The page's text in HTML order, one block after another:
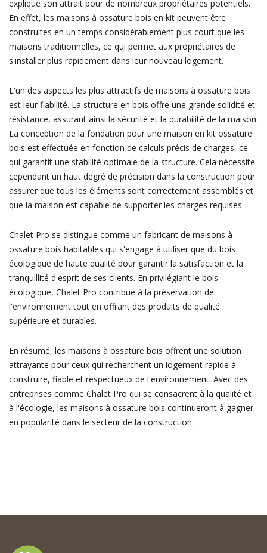
explique son attrait pour de nombreux propriétaires potentiels.
En effet, les maisons à ossature bois en kit peuvent être
construites en un temps considérablement plus court que les
maisons traditionnelles, ce qui permet aux propriétaires de
s'installer plus rapidement dans leur nouveau logement.
L'un des aspects les plus attractifs de maisons à ossature bois
est leur fiabilité. La structure en bois offre une grande solidité et
résistance, assurant ainsi la sécurité et la durabilité de la maison.
La conception de la fondation pour une maison en kit ossature
bois est effectuée en fonction de calculs précis de charges, ce
qui garantit une stabilité optimale de la structure. Cela nécessite
cependant un haut degré de précision dans la construction pour
assurer que tous les éléments sont correctement assemblés et
que la maison est capable de supporter les charges requises.
Chalet Pro se distingue comme un fabricant de maisons à
ossature bois habitables qui s'engage à utiliser que du bois
écologique de haute qualité pour garantir la satisfaction et la
tranquillité d'esprit de ses clients. En privilégiant le bois
écologique, Chalet Pro contribue à la préservation de
l'environnement tout en offrant des produits de qualité
supérieure et durables.
En résumé, les maisons à ossature bois offrent une solution
attrayante pour ceux qui recherchent un logement rapide à
construire, fiable et respectueux de l'environnement. Avec des
entreprises comme Chalet Pro qui se consacrent à la qualité et
à l'écologie, les maisons à ossature bois continueront à gagner
en popularité dans le secteur de la construction.